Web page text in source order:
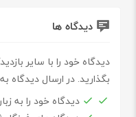
دیدگاه ها
دیدگاه خود را با سایر
بگذارید. در ارسال دیدگاه
دیدگاه خود را به